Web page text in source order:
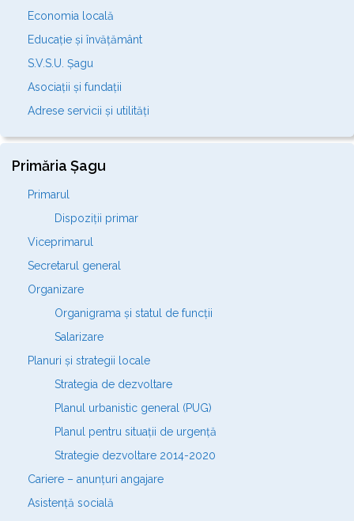
Economia locală
Educație și învățământ
S.V.S.U. Șagu
Asociații și fundații
Adrese servicii și utilități
Primăria Șagu
Primarul
Dispoziții primar
Viceprimarul
Secretarul general
Organizare
Organigrama și statul de funcții
Salarizare
Planuri și strategii locale
Strategia de dezvoltare
Planul urbanistic general (PUG)
Planul pentru situații de urgență
Strategie dezvoltare 2014-2020
Cariere – anunțuri angajare
Asistență socială